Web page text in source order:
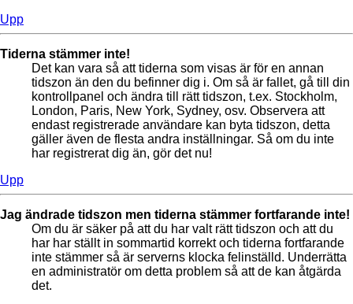
Upp
Tiderna stämmer inte!
Det kan vara så att tiderna som visas är för en annan
tidszon än den du befinner dig i. Om så är fallet, gå till din
kontrollpanel och ändra till rätt tidszon, t.ex. Stockholm,
London, Paris, New York, Sydney, osv. Observera att
endast registrerade användare kan byta tidszon, detta
gäller även de flesta andra inställningar. Så om du inte
har registrerat dig än, gör det nu!
Upp
Jag ändrade tidszon men tiderna stämmer fortfarande inte!
Om du är säker på att du har valt rätt tidszon och att du
har har ställt in sommartid korrekt och tiderna fortfarande
inte stämmer så är serverns klocka felinställd. Underrätta
en administratör om detta problem så att de kan åtgärda
det.